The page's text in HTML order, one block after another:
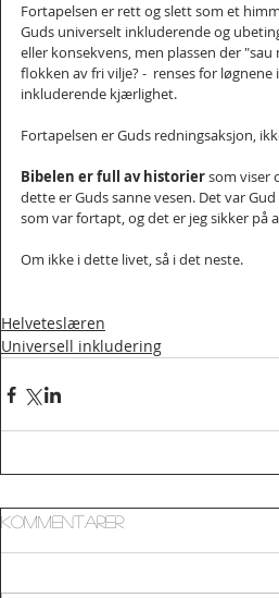
Fortapelsen er rett og slett som et
Guds universelt inkluderende og
eller konsekvens, men plassen der
flokken av fri vilje? -  renses for
inkluderende kjærlighet.
Fortapelsen er Guds redningsaksjon,
Bibelen er full av historier som viser
dette er Guds sanne vesen. Det var
som var fortapt, og det er jeg sikker på
Om ikke i dette livet, så i det neste.
Helveteslæren
Universell inkludering
Kommentarer